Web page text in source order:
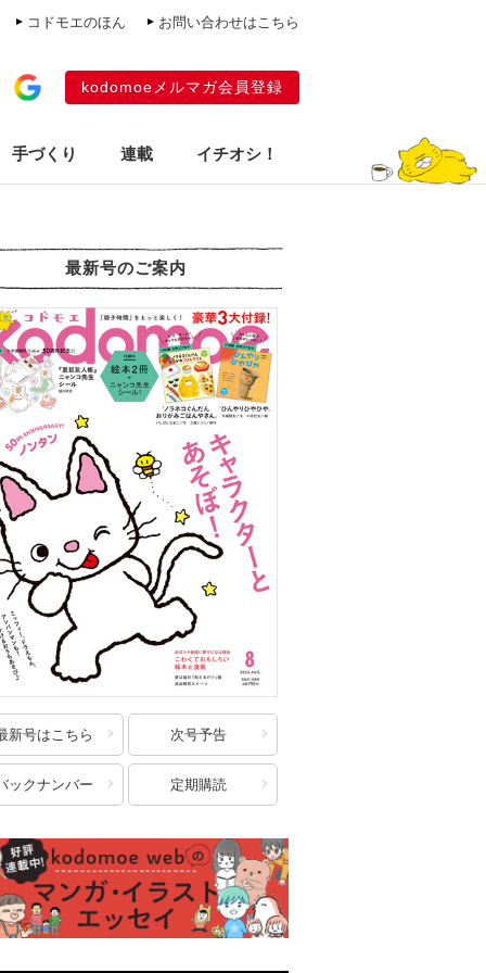
コドモエのほん お問い合わせはこちら
kodomoeメルマガ会員登録
手づくり 連載 イチオシ！
最新号のご案内
新号はこちら 次号予告
ックナンバー 定期購読